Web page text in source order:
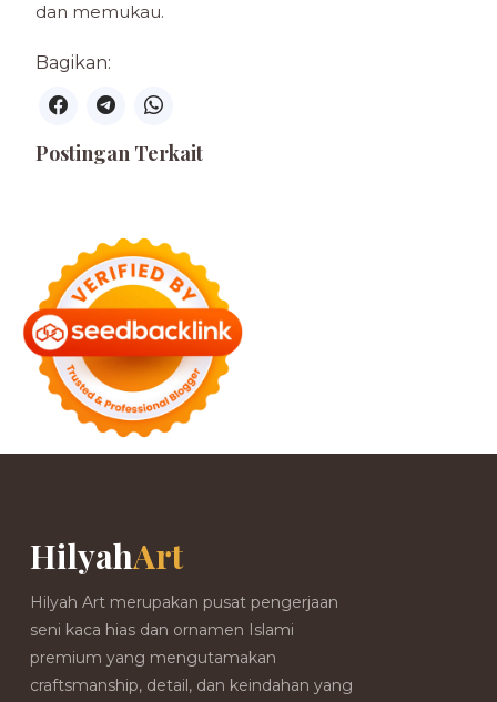
dan memukau.
Bagikan:
Postingan Terkait
HilyahArt
Hilyah Art merupakan pusat pengerjaan
seni kaca hias dan ornamen Islami
premium yang mengutamakan
craftsmanship, detail, dan keindahan yang